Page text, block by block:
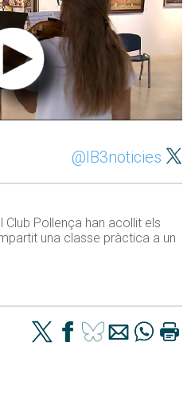
@IB3noticies
Club Pollença han acollit els
una classe pràctica a un